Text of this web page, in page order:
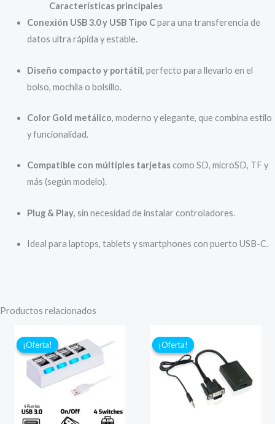
Características principales
Conexión USB 3.0 y USB Tipo Cpara una transferencia de
datos ultra rápida y estable.
Diseño compacto y portátil, perfecto para llevarlo en el
bolso, mochila o bolsillo.
Color Gold metálico, moderno y elegante, que combina estilo
y funcionalidad.
Compatible con múltiples tarjetascomo SD, microSD, TF y
más (según modelo).
Plug & Play, sin necesidad de instalar controladores.
Ideal para laptops, tablets y smartphones con puerto USB-C.
Productos relacionados
¡Oferta!
¡Oferta! ¡Oferta!
¡Oferta!